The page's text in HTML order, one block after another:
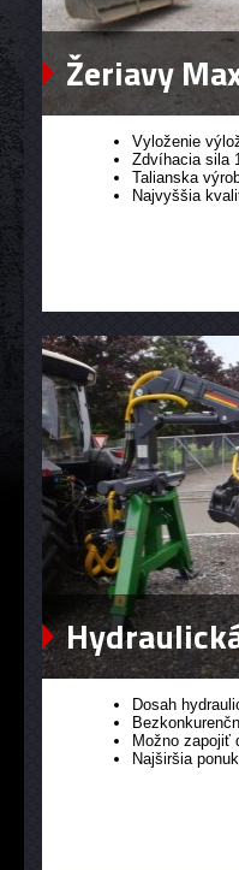
Žeriavy
Vyloženie
Zdvíhacia sila
Talianska
Najvyššia
Dosah
Možno zapojiť
Najširšia